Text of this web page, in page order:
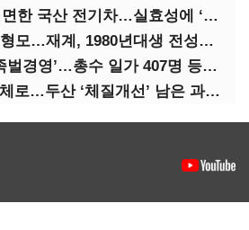
‘한국판 IRA’가 외면한 국산 전기차…실효성에 ‘의문’
김동관·정기선·구형모…재계, 1980년대생 전성시대
대기업, 여전한 ‘족벌경영’…총수 일가 407명 등기임원
중공업서 AI·반도체로…두산 ‘체질개선’ 남은 과제는